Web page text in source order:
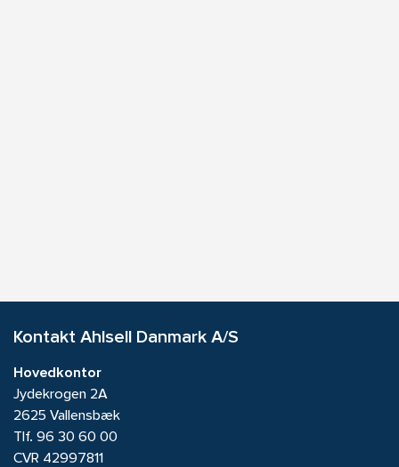
Kontakt Ahlsell Danmark A/S
Hovedkontor
Jydekrogen 2A
2625 Vallensbæk
Tlf. 96 30 60 00
CVR 42997811